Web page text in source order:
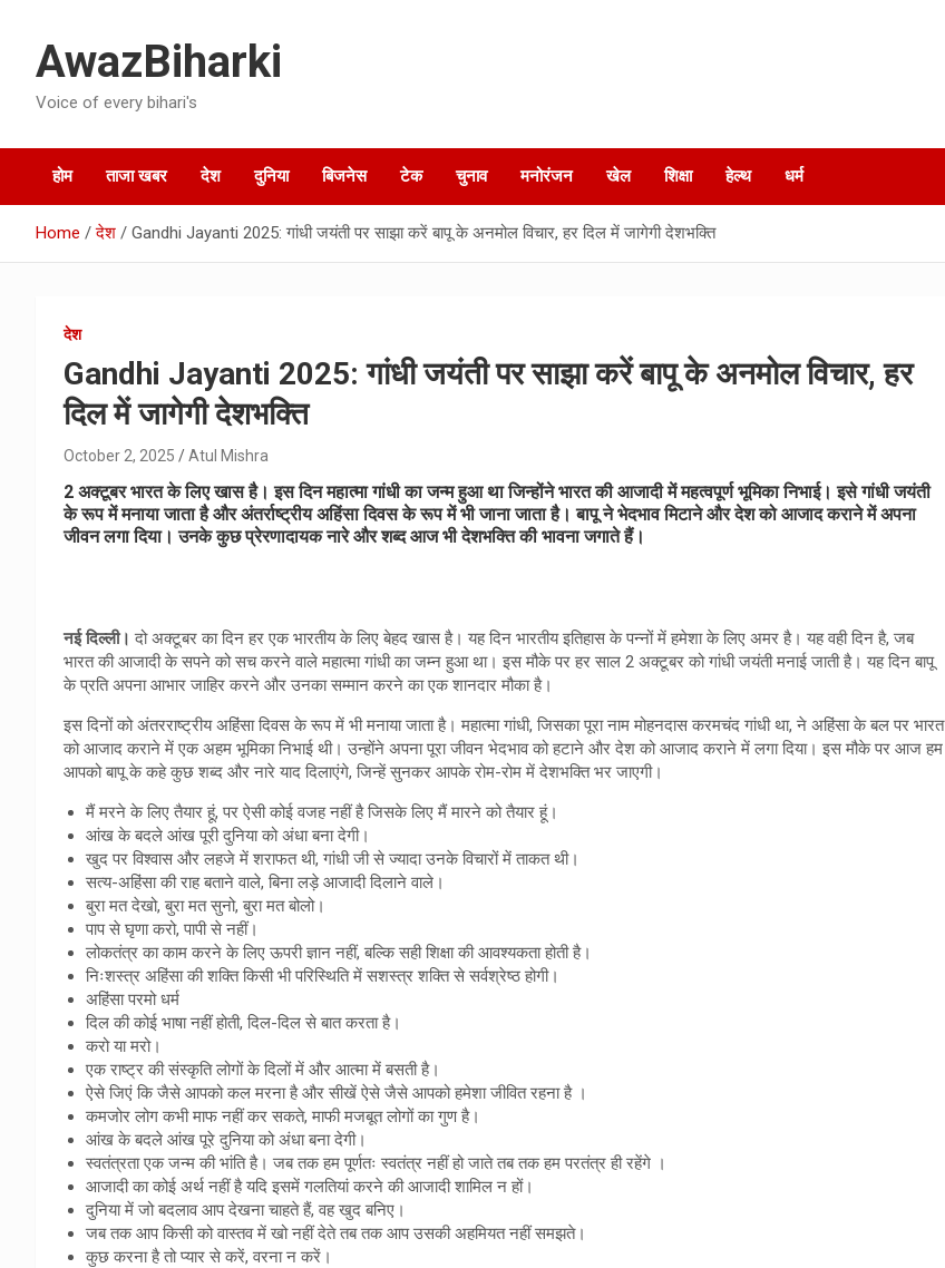
contentAwazBiharki
Voice of every bihari's
होम ताजा खबर देश दुनिया बिजनेस टेक चुनाव मनोरंजन खेल शिक्षा हेल्‍थ धर्म
Home देश Gandhi Jayanti 2025: गांधी जयंती पर साझा करें बापू के अनमोल विचार, हर दिल में जागेगी देशभक्ति
देश
Gandhi Jayanti 2025: गांधी जयंती पर साझा करें बापू के अनमोल विचार, हर
दिल में जागेगी देशभक्ति
October 2, 2025 Atul Mishra
2 अक्टूबर भारत के लिए खास है। इस दिन महात्मा गांधी का जन्म हुआ था जिन्होंने भारत की आजादी में महत्वपूर्ण भूमिका निभाई। इसे गांधी जयंती
के रूप में मनाया जाता है और अंतर्राष्ट्रीय अहिंसा दिवस के रूप में भी जाना जाता है। बापू ने भेदभाव मिटाने और देश को आजाद कराने में अपना
जीवन लगा दिया। उनके कुछ प्रेरणादायक नारे और शब्द आज भी देशभक्ति की भावना जगाते हैं।
नई दिल्ली। दो अक्टूबर का दिन हर एक भारतीय के लिए बेहद खास है। यह दिन भारतीय इतिहास के पन्नों में हमेशा के लिए अमर है। यह वही दिन है, जब
भारत की आजादी के सपने को सच करने वाले महात्मा गांधी का जम्न हुआ था। इस मौके पर हर साल 2 अक्टूबर को गांधी जयंती मनाई जाती है। यह दिन बापू
के प्रति अपना आभार जाहिर करने और उनका सम्मान करने का एक शानदार मौका है।
इस दिनों को अंतरराष्ट्रीय अहिंसा दिवस के रूप में भी मनाया जाता है। महात्मा गांधी, जिसका पूरा नाम मोहनदास करमचंद गांधी था, ने अहिंसा के बल पर भारत
को आजाद कराने में एक अहम भूमिका निभाई थी। उन्होंने अपना पूरा जीवन भेदभाव को हटाने और देश को आजाद कराने में लगा दिया। इस मौके पर आज हम
आपको बापू के कहे कुछ शब्द और नारे याद दिलाएंगे, जिन्हें सुनकर आपके रोम-रोम में देशभक्ति भर जाएगी।
मैं मरने के लिए तैयार हूं, पर ऐसी कोई वजह नहीं है जिसके लिए मैं मारने को तैयार हूं।
आंख के बदले आंख पूरी दुनिया को अंधा बना देगी।
खुद पर विश्वास और लहजे में शराफत थी, गांधी जी से ज्यादा उनके विचारों में ताकत थी।
सत्य-अहिंसा की राह बताने वाले, बिना लड़े आजादी दिलाने वाले।
बुरा मत देखो, बुरा मत सुनो, बुरा मत बोलो।
पाप से घृणा करो, पापी से नहीं।
लोकतंत्र का काम करने के लिए ऊपरी ज्ञान नहीं, बल्कि सही शिक्षा की आवश्यकता होती है।
निःशस्त्र अहिंसा की शक्ति किसी भी परिस्थिति में सशस्त्र शक्ति से सर्वश्रेष्ठ होगी।
अहिंसा परमो धर्म
दिल की कोई भाषा नहीं होती, दिल-दिल से बात करता है।
करो या मरो।
एक राष्ट्र की संस्कृति लोगों के दिलों में और आत्मा में बसती है।
ऐसे जिएं कि जैसे आपको कल मरना है और सीखें ऐसे जैसे आपको हमेशा जीवित रहना है ।
कमजोर लोग कभी माफ नहीं कर सकते, माफी मजबूत लोगों का गुण है।
आंख के बदले आंख पूरे दुनिया को अंधा बना देगी।
स्वतंत्रता एक जन्म की भांति है। जब तक हम पूर्णतः स्वतंत्र नहीं हो जाते तब तक हम परतंत्र ही रहेंगे ।
आजादी का कोई अर्थ नहीं है यदि इसमें गलतियां करने की आजादी शामिल न हों।
दुनिया में जो बदलाव आप देखना चाहते हैं, वह खुद बनिए।
जब तक आप किसी को वास्तव में खो नहीं देते तब तक आप उसकी अहमियत नहीं समझते।
कुछ करना है तो प्यार से करें, वरना न करें।